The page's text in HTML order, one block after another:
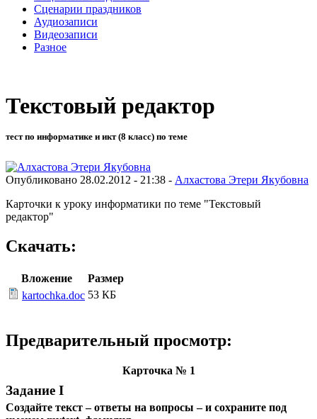
Сценарии праздников
Аудиозаписи
Видеозаписи
Разное
Текстовый редактор
тест по информатике и икт (8 класс) по теме
Опубликовано 28.02.2012 - 21:38 - Алхастова Этери Якубовна
Карточки к уроку информатики по теме "Текстовый
редактор"
Скачать:
Вложение
Размер
kartochka.doc 53 КБ
Предварительный просмотр:
Карточка № 1
Задание I
Создайте текст – ответы на вопросы – и сохраните под